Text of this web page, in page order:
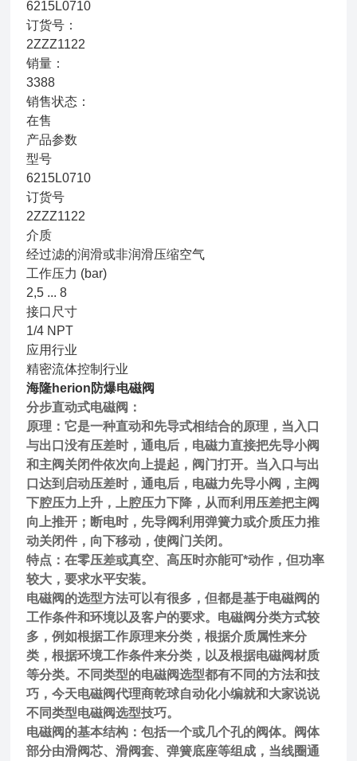
6215L0710
订货号：
2ZZZ1122
销量：
3388
销售状态：
在售
产品参数
型号
6215L0710
订货号
2ZZZ1122
介质
经过滤的润滑或非润滑压缩空气
工作压力 (bar)
2,5 ... 8
接口尺寸
1/4 NPT
应用行业
精密流体控制行业
海隆herion防爆电磁阀
分步直动式电磁阀：
原理：它是一种直动和先导式相结合的原理，当入口
与出口没有压差时，通电后，电磁力直接把先导小阀
和主阀关闭件依次向上提起，阀门打开。当入口与出
口达到启动压差时，通电后，电磁力先导小阀，主阀
下腔压力上升，上腔压力下降，从而利用压差把主阀
向上推开；断电时，先导阀利用弹簧力或介质压力推
动关闭件，向下移动，使阀门关闭。
特点：在零压差或真空、高压时亦能可*动作，但功率
较大，要求水平安装。
电磁阀的选型方法可以有很多，但都是基于电磁阀的
工作条件和环境以及客户的要求。电磁阀分类方式较
多，例如根据工作原理来分类，根据介质属性来分
类，根据环境工作条件来分类，以及根据电磁阀材质
等分类。不同类型的电磁阀选型都有不同的方法和技
巧，今天电磁阀代理商乾球自动化小编就和大家说说
不同类型电磁阀选型技巧。
电磁阀的基本结构：包括一个或几个孔的阀体。阀体
部分由滑阀芯、滑阀套、弹簧底座等组成，当线圈通